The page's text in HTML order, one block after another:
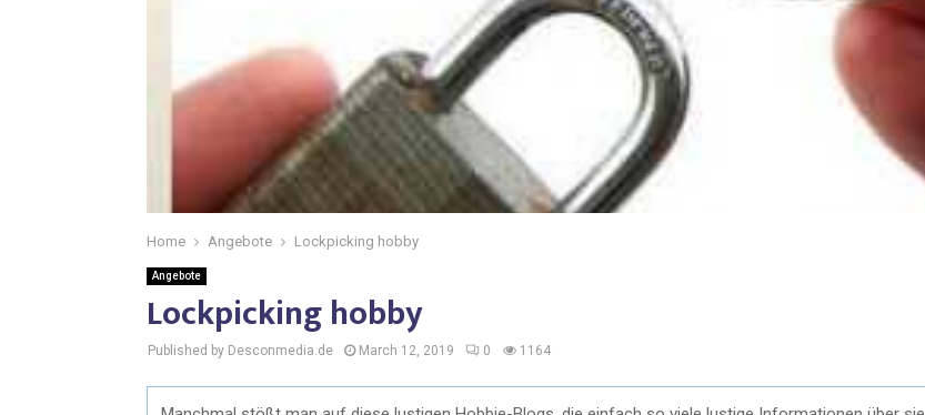
Home Angebote Lockpicking hobby
Angebote
Lockpicking hobby
Published by Desconmedia.de March 12, 2019 0 1164